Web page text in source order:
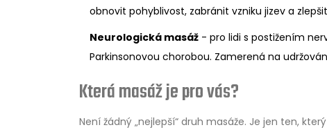
obnovit pohyblivost, zabránit vzniku jizev a
Neurologická masáž - pro lidi s postižením
Parkinsonovou chorobou. Zamerená na
Která masáž je pro vás?
Není žádný „nejlepší“ druh masáže. Je jen ten,